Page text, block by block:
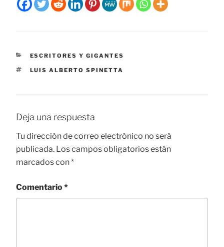
CATEGORÍAS
ESCRITORES Y GIGANTES
ETIQUETAS
LUIS ALBERTO SPINETTA
Deja una respuesta
Tu dirección de correo electrónico no será
publicada. Los campos obligatorios están
marcados con*
Comentario*